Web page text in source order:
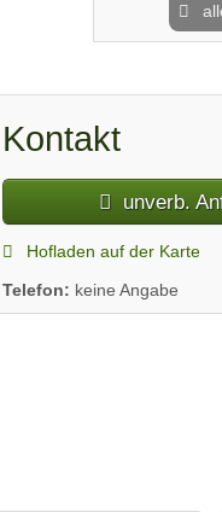
Kontakt
unverb.
Hofladen auf der Karte
Telefon: keine Angabe